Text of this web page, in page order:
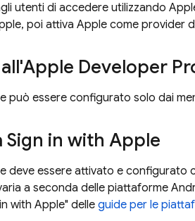
utenti di accedere utilizzando
poi attiva Apple come provider
Developer
può essere configurato solo dai
Sign in with Apple
deve essere attivato e
a seconda delle piattaforme
with Apple" delle guide per le